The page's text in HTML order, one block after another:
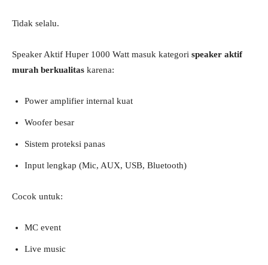
Tidak selalu.
Speaker Aktif Huper 1000 Watt masuk kategori speaker aktif
murah berkualitas karena:
Power amplifier internal kuat
Woofer besar
Sistem proteksi panas
Input lengkap (Mic, AUX, USB, Bluetooth)
Cocok untuk:
MC event
Live music